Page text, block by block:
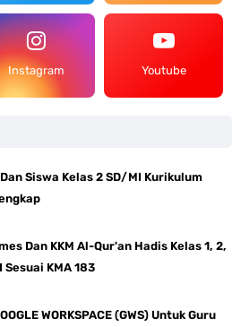
Instagram Youtube
Siswa Kelas 2 SD/MI Kurikulum
Dan KKM Al-Qur'an Hadis Kelas 1, 2,
Sesuai KMA 183
WORKSPACE (GWS) Untuk Guru